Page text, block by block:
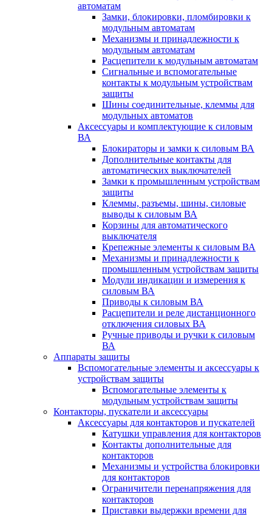
автоматам
Замки, блокировки, пломбировки к
модульным автоматам
Механизмы и принадлежности к
модульным автоматам
Расцепители к модульным автоматам
Сигнальные и вспомогательные
контакты к модульным устройствам
защиты
Шины соединительные, клеммы для
модульных автоматов
Аксессуары и комплектующие к силовым
ВА
Блокираторы и замки к силовым ВА
Дополнительные контакты для
автоматических выключателей
Замки к промышленным устройствам
защиты
Клеммы, разъемы, шины, силовые
выводы к силовым ВА
Корзины для автоматического
выключателя
Крепежные элементы к силовым ВА
Механизмы и принадлежности к
промышленным устройствам защиты
Модули индикации и измерения к
силовым ВА
Приводы к силовым ВА
Расцепители и реле дистанционного
отключения силовых ВА
Ручные приводы и ручки к силовым
ВА
Аппараты защиты
Вспомогательные элементы и аксессуары к
устройствам защиты
Вспомогательные элементы к
модульным устройствам защиты
Контакторы, пускатели и аксессуары
Аксессуары для контакторов и пускателей
Катушки управления для контакторов
Контакты дополнительные для
контакторов
Механизмы и устройства блокировки
для контакторов
Ограничители перенапряжения для
контакторов
Приставки выдержки времени для